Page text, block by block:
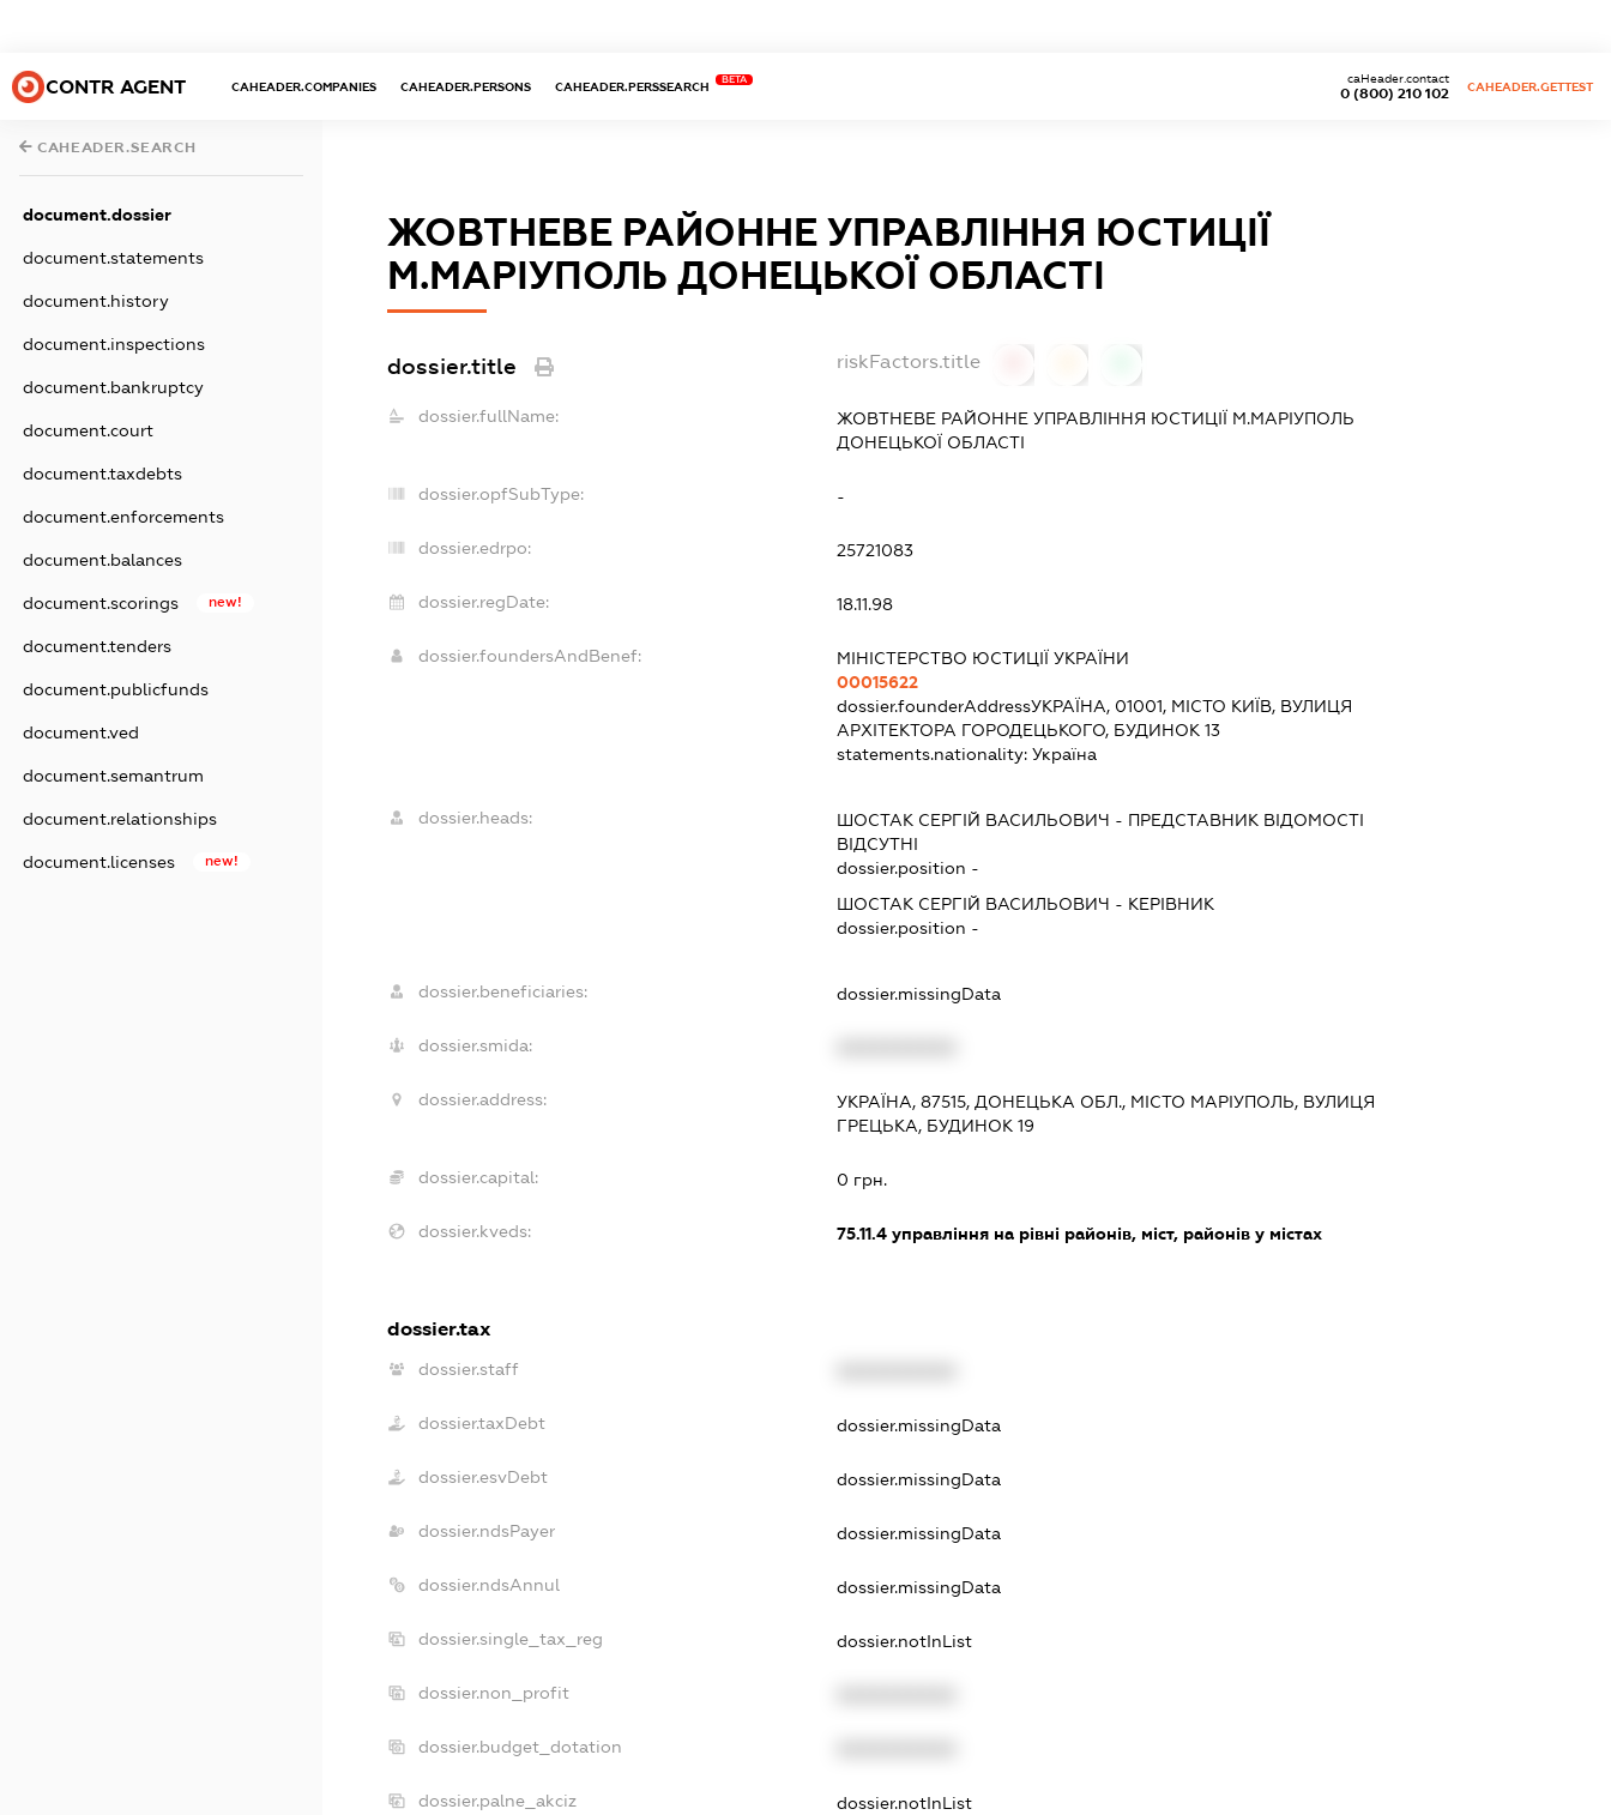
CONTR AGENT CAHEADER.COMPANIES CAHEADER.PERSONS CAHEADER.PERSSEARCH
BETA
0 (800) 210 102
caHeader.contact
CAHEADER.GETTEST
CAHEADER.SEARCH
document.dossier
document.statements
document.history
document.inspections
document.bankruptcy
document.court
document.taxdebts
document.enforcements
document.balances
document.scorings new!
document.tenders
document.publicfunds
document.ved
document.semantrum
document.relationships
document.licenses new!
ЖОВТНЕВЕ РАЙОННЕ УПРАВЛІННЯ ЮСТИЦІЇ
М.МАРІУПОЛЬ ДОНЕЦЬКОЇ ОБЛАСТІ
dossier.title riskFactors.title
dossier.fullName:
ЖОВТНЕВЕ РАЙОННЕ УПРАВЛІННЯ ЮСТИЦІЇ М.МАРІУПОЛЬ
ДОНЕЦЬКОЇ ОБЛАСТІ
dossier.opfSubType: -
dossier.edrpo: 25721083
dossier.regDate: 18.11.98
dossier.foundersAndBenef:
МІНІСТЕРСТВО ЮСТИЦІЇ УКРАЇНИ
00015622
dossier.founderAddressУКРАЇНА, 01001, МІСТО КИЇВ, ВУЛИЦЯ
АРХІТЕКТОРА ГОРОДЕЦЬКОГО, БУДИНОК 13
statements.nationality: Україна
dossier.heads: ШОСТАК СЕРГІЙ ВАСИЛЬОВИЧ - ПРЕДСТАВНИК ВІДОМОСТІ
ВІДСУТНІ
dossier.position -
ШОСТАК СЕРГІЙ ВАСИЛЬОВИЧ - КЕРІВНИК
dossier.position -
dossier.beneficiaries: dossier.missingData
dossier.smida:
dossier.address:
УКРАЇНА, 87515, ДОНЕЦЬКА ОБЛ., МІСТО МАРІУПОЛЬ, ВУЛИЦЯ
ГРЕЦЬКА, БУДИНОК 19
dossier.capital: 0 грн.
dossier.kveds: 75.11.4управління на рівні районів, міст, районів у містах
dossier.tax
dossier.staff
dossier.taxDebt dossier.missingData
dossier.esvDebt dossier.missingData
dossier.ndsPayer dossier.missingData
dossier.ndsAnnul dossier.missingData
dossier.single_tax_reg dossier.notInList
dossier.non_profit
dossier.budget_dotation
dossier.palne_akciz dossier.notInList